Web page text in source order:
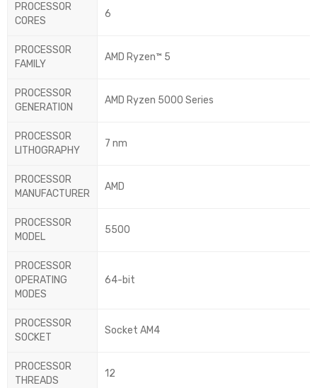
PROCESSOR
CORES
6
PROCESSOR
FAMILY
AMD Ryzen™ 5
PROCESSOR
GENERATION
AMD Ryzen 5000 Series
PROCESSOR
LITHOGRAPHY
7 nm
PROCESSOR
MANUFACTURER
AMD
PROCESSOR
MODEL
5500
PROCESSOR
OPERATING
MODES
64-bit
PROCESSOR
SOCKET
Socket AM4
PROCESSOR
THREADS
12